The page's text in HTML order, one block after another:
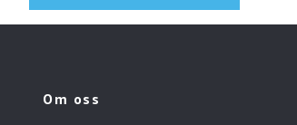
Om oss